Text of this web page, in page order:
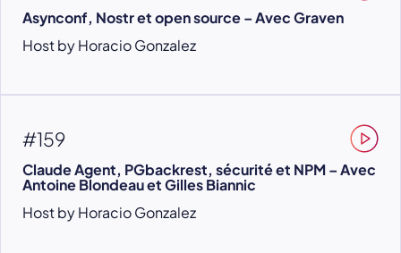
Asynconf, Nostr et open source – Avec Graven
Host by Horacio Gonzalez
#159
Claude Agent, PGbackrest, sécurité et NPM – Avec
Antoine Blondeau et Gilles Biannic
Host by Horacio Gonzalez